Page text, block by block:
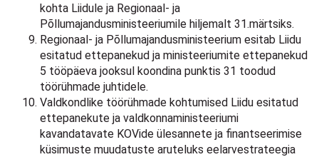
kohta Liidule ja Regionaal- ja
Põllumajandusministeeriumile hiljemalt 31.märtsiks.
Regionaal- ja Põllumajandusministeerium esitab Liidu
esitatud ettepanekud ja ministeeriumite ettepanekud
5 tööpäeva jooksul koondina punktis 31 toodud
töörühmade juhtidele.
Valdkondlike töörühmade kohtumised Liidu esitatud
ettepanekute ja valdkonnaministeeriumi
kavandatavate KOVide ülesannete ja finantseerimise
küsimuste muudatuste aruteluks eelarvestrateegia